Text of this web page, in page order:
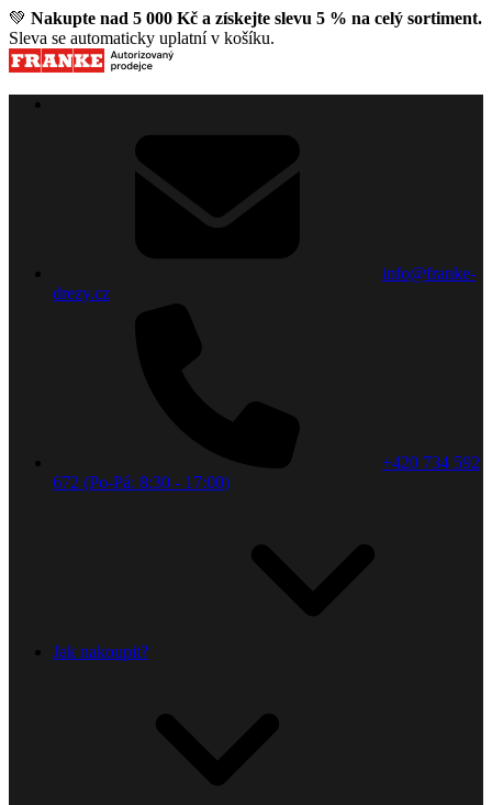
💚 Nakupte nad 5 000 Kč a získejte slevu 5 % na celý sortiment.
Sleva se automaticky uplatní v košíku.
info@franke-
drezy.cz
+420 734 592
672 (Po-Pá: 8:30 - 17:00)
Jak nakoupit?